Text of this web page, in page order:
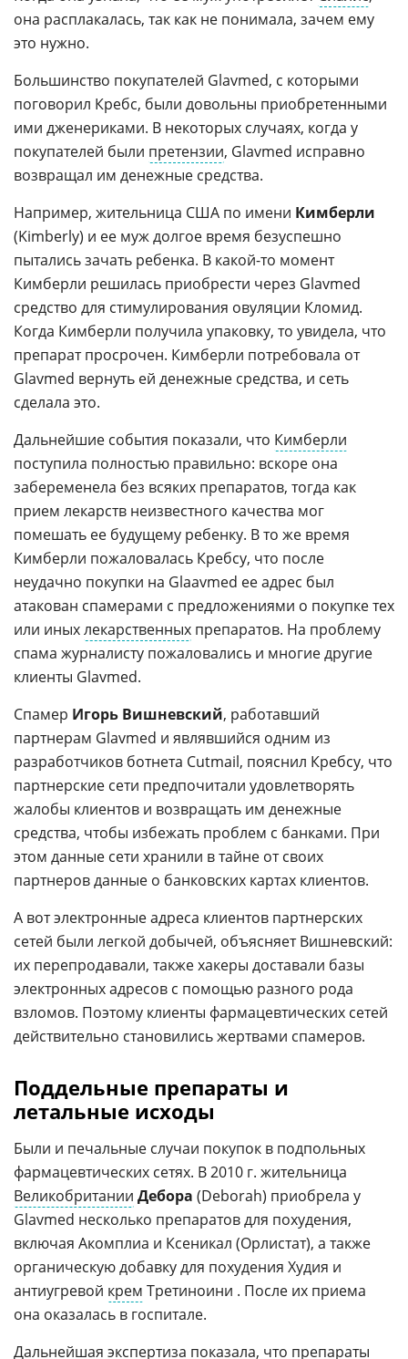
она расплакалась, так как не понимала, зачем ему
это нужно.
Большинство покупателей Glavmed, с которыми
поговорил Кребс, были довольны приобретенными
ими дженериками. В некоторых случаях, когда у
покупателей были претензии, Glavmed исправно
возвращал им денежные средства.
Например, жительница США по имени Кимберли
(Kimberly) и ее муж долгое время безуспешно
пытались зачать ребенка. В какой-то момент
Кимберли решилась приобрести через Glavmed
средство для стимулирования овуляции Кломид.
Когда Кимберли получила упаковку, то увидела, что
препарат просрочен. Кимберли потребовала от
Glavmed вернуть ей денежные средства, и сеть
сделала это.
Дальнейшие события показали, что Кимберли
поступила полностью правильно: вскоре она
забеременела без всяких препаратов, тогда как
прием лекарств неизвестного качества мог
помешать ее будущему ребенку. В то же время
Кимберли пожаловалась Кребсу, что после
неудачно покупки на Glaavmed ее адрес был
атакован спамерами с предложениями о покупке тех
или иныхлекарственных препаратов. На проблему
спама журналисту пожаловались и многие другие
клиенты Glavmed.
Спамер Игорь Вишневский, работавший
партнерам Glavmed и являвшийся одним из
разработчиков ботнета Cutmail, пояснил Кребсу, что
партнерские сети предпочитали удовлетворять
жалобы клиентов и возвращать им денежные
средства, чтобы избежать проблем с банками. При
этом данные сети хранили в тайне от своих
партнеров данные о банковских картах клиентов.
А вот электронные адреса клиентов партнерских
сетей были легкой добычей, объясняет Вишневский:
их перепродавали, также хакеры доставали базы
электронных адресов с помощью разного рода
взломов. Поэтому клиенты фармацевтических сетей
действительно становились жертвами спамеров.
Поддельные препараты и
летальные исходы
Были и печальные случаи покупок в подпольных
фармацевтических сетях. В 2010 г. жительница
Великобритании Дебора (Deborah) приобрела у
Glavmed несколько препаратов для похудения,
включая Акомплиа и Ксеникал (Орлистат), а также
органическую добавку для похудения Худия и
антиугревой крем Третиноини . После их приема
она оказалась в госпитале.
Дальнейшая экспертиза показала, что препараты